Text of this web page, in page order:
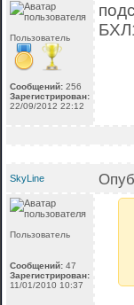
Пользователь
Сообщений: 256
Зарегистрирован:
22/09/2012 22:12
SkyLine
Пользователь
Сообщений: 47
Зарегистрирован:
11/01/2010 10:37